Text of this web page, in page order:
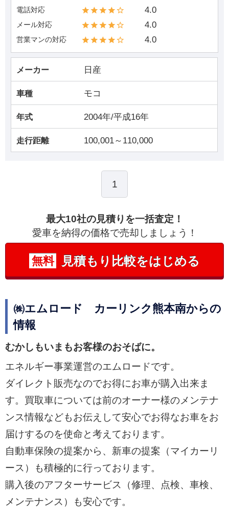
電話対応 4.0
メール対応 4.0
営業マンの対応 4.0
メーカー 日産
車種 モコ
年式 2004年/平成16年
走行距離 100,001～110,000
1
最大10社の見積りを一括査定！
愛車を納得の価格で売却しましょう！
無料 見積もり比較をはじめる
㈱エムロード カーリンク熊本南からの
情報
むかしもいまもお客様のおそばに。
エネルギー事業運営のエムロードです。
ダイレクト販売なのでお得にお車が購入出来ま
す。買取車については前のオーナー様のメンテナ
ンス情報などもお伝えして安心でお得なお車をお
届けするのを使命と考えております。
自動車保険の提案から、新車の提案（マイカーリ
ース）も積極的に行っております。
購入後のアフターサービス（修理、点検、車検、
メンテナンス）も安心です。